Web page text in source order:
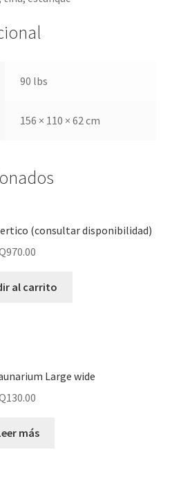
90 lbs
156 × 110 × 62 cm
(consultar disponibilidad)
970.00
al carrito
Large wide
130.00
más